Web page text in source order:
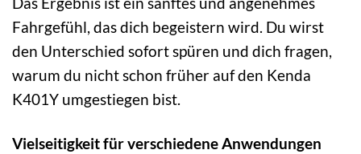
Fahrgefühl, das dich begeistern wird. Du wirst
den Unterschied sofort spüren und dich fragen,
warum du nicht schon früher auf den Kenda
K401Y umgestiegen bist.
Vielseitigkeit für verschiedene Anwendungen